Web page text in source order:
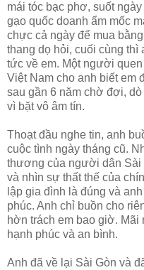
mái tóc bạc phơ, suốt
gạo quốc doanh ẩm mốc
chực cả ngày để mua
thang dọ hỏi, cuối cùng
tức về em. Một người
Việt Nam cho anh biết em
sau gần 6 năm chờ đợi,
vì bặt vô âm tín.
Thoạt đầu nghe tin, anh
cuộc tình ngày tháng cũ.
thương của người dân
và nhìn sự thất thế của
lập gia đình là đúng và
phúc. Anh chỉ buồn cho
hờn trách em bao giờ. Mãi
hạnh phúc và an bình.
Anh đã về lại Sài Gòn và